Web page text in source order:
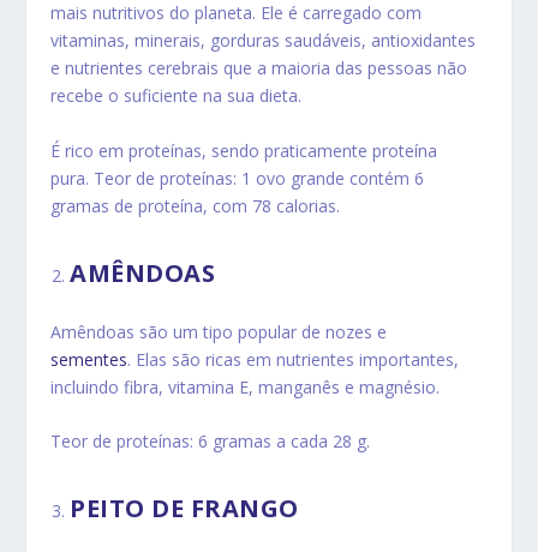
mais nutritivos do planeta. Ele é carregado com
vitaminas, minerais, gorduras saudáveis, antioxidantes
e nutrientes cerebrais que a maioria das pessoas não
recebe o suficiente na sua dieta.
É rico em proteínas, sendo praticamente proteína
pura. Teor de proteínas: 1 ovo grande contém 6
gramas de proteína, com 78 calorias.
AMÊNDOAS
Amêndoas são um tipo popular de nozes e
sementes. Elas são ricas em nutrientes importantes,
incluindo fibra, vitamina E, manganês e magnésio.
Teor de proteínas: 6 gramas a cada 28 g.
PEITO DE FRANGO